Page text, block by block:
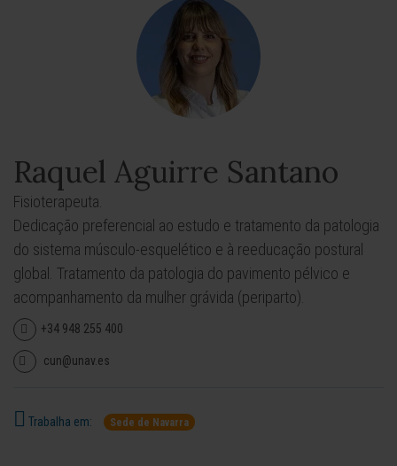
Raquel Aguirre Santano
Fisioterapeuta.
Dedicação preferencial ao estudo e tratamento da patologia
do sistema músculo-esquelético e à reeducação postural
global. Tratamento da patologia do pavimento pélvico e
acompanhamento da mulher grávida (periparto).
+34 948 255 400
cun@unav.es
Trabalha em: Sede de Navarra